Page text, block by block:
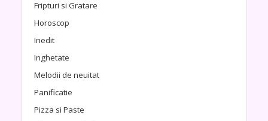
Fripturi si Gratare
Horoscop
Inedit
Inghetate
Melodii de neuitat
Panificatie
Pizza si Paste